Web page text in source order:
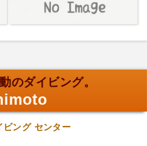
のダイビング。
ビング センター